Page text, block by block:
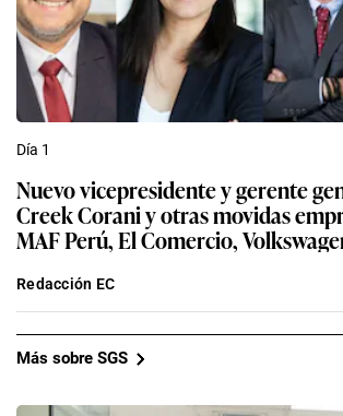
Día 1
Nuevo vicepresidente y gerente
Creek Corani y otras movidas
MAF Perú, El Comercio,
Redacción EC
Más sobre SGS